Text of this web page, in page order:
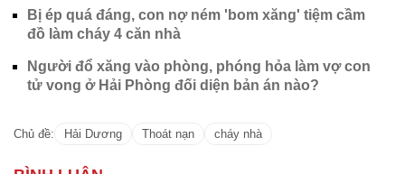
Bị ép quá đáng, con nợ ném 'bom xăng' tiệm cầm
đồ làm cháy 4 căn nhà
Người đổ xăng vào phòng, phóng hỏa làm vợ con
tử vong ở Hải Phòng đối diện bản án nào?
Chủ đề: Hải Dương Thoát nạn cháy nhà